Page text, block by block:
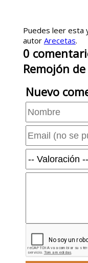
Puedes leer esta
autor Arecetas.
0
Remojón
Nuevo